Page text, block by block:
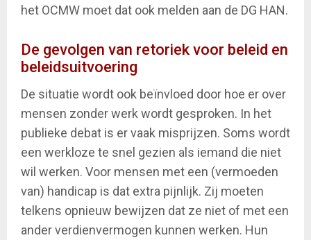
het OCMW moet dat ook melden aan de DG HAN.
De gevolgen van retoriek voor beleid en
beleidsuitvoering
De situatie wordt ook beïnvloed door hoe er over
mensen zonder werk wordt gesproken. In het
publieke debat is er vaak misprijzen. Soms wordt
een werkloze te snel gezien als iemand die niet
wil werken. Voor mensen met een (vermoeden
van) handicap is dat extra pijnlijk. Zij moeten
telkens opnieuw bewijzen dat ze niet of met een
ander verdienvermogen kunnen werken. Hun